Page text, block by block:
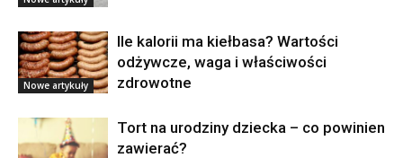
Nowe artykuły
Ile kalorii ma kiełbasa? Wartości
odżywcze, waga i właściwości
zdrowotne
Tort na urodziny dziecka – co powinien
zawierać?